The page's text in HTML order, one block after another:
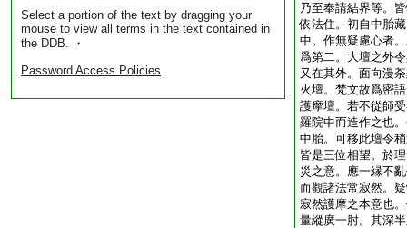
Select a portion of the text by dragging your
mouse to view all terms in the text contained in
the DDB. ・
Password Access Policies
乃至奉請結界等。
依法住。初自中胎
中。作無疑慮心者
爲第二。大壇之外
又在其外。面向漫
火壇。梵文故爲密
護摩壇。若不從師
羅院中而造作之也
中胎。可移此壇令
皆是三位相望。於
災之意。應一縁不
而觀諸法常寂然。
寂然護摩之本意也
量縱廣一肘。其深